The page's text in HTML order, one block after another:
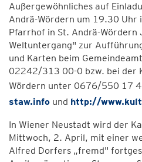
Außergewöhnliches auf
Andrä-Wördern um 19.30 Uhr
Pfarrhof in St. Andrä-Wördern
Weltuntergang" zur
und Karten beim
02242/313 00-0 bzw. bei der
Wördern unter 0676/550 17
staw.info und http://
In Wiener Neustadt wird der
Mittwoch, 2. April, mit einer
Alfred Dorfers „fremd"